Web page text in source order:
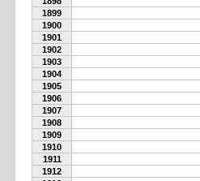
1899
1900
1901
1902
1903
1904
1905
1906
1907
1908
1909
1910
1911
1912